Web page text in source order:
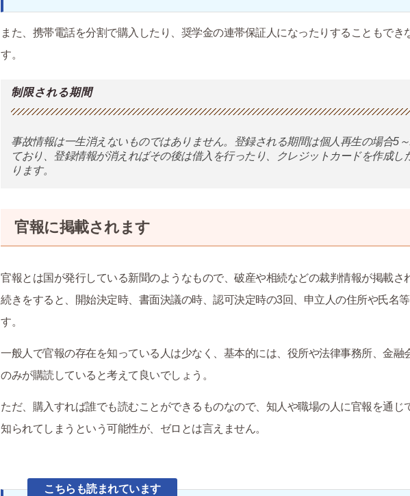
また、携帯電話を分割で購入したり、奨学金の連帯保証人になったりすることもでき
す。
制限される期間
事故情報は一生消えないものではありません。登録される期間は個人再生の場合5
ており、登録情報が消えればその後は借入を行ったり、クレジットカードを作成し
ります。
官報に掲載されます
官報とは国が発行している新聞のようなもので、破産や相続などの裁判情報が掲載さ
続きをすると、開始決定時、書面決議の時、認可決定時の3回、申立人の住所や氏名
す。
一般人で官報の存在を知っている人は少なく、基本的には、役所や法律事務所、金融
のみが購読していると考えて良いでしょう。
ただ、購入すれば誰でも読むことができるものなので、知人や職場の人に官報を通じ
知られてしまうという可能性が、ゼロとは言えません。
こちらも読まれています